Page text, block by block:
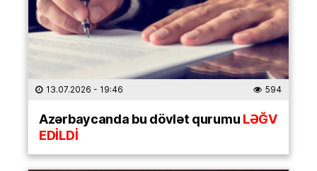
13.07.2026 - 19:46 594
Azərbaycanda bu dövlət qurumuLƏĞV
EDİLDİ